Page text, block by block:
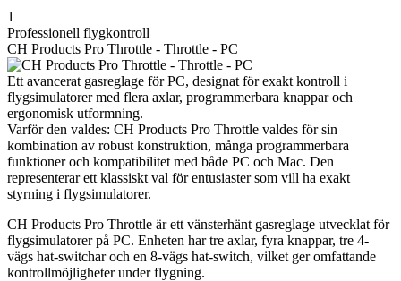
1
Professionell flygkontroll
CH Products Pro Throttle - Throttle - PC
Ett avancerat gasreglage för PC, designat för exakt kontroll i
flygsimulatorer med flera axlar, programmerbara knappar och
ergonomisk utformning.
Varför den valdes: CH Products Pro Throttle valdes för sin
kombination av robust konstruktion, många programmerbara
funktioner och kompatibilitet med både PC och Mac. Den
representerar ett klassiskt val för entusiaster som vill ha exakt
styrning i flygsimulatorer.
CH Products Pro Throttle är ett vänsterhänt gasreglage utvecklat för
flygsimulatorer på PC. Enheten har tre axlar, fyra knappar, tre 4-
vägs hat-switchar och en 8-vägs hat-switch, vilket ger omfattande
kontrollmöjligheter under flygning.